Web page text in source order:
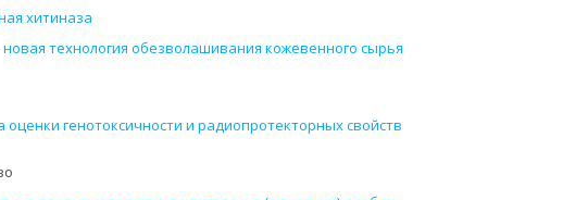
хитиназа
технология обезволашивания кожевенного сырья
оценки генотоксичности и радиопротекторных свойств